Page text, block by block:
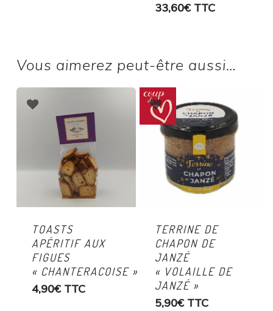
33,60€ TTC
Vous aimerez peut-être aussi…
TOASTS
APÉRITIF AUX
FIGUES
« CHANTERACOISE »
4,90€ TTC
TERRINE DE
CHAPON DE
JANZÉ
« VOLAILLE DE
JANZÉ »
5,90€ TTC